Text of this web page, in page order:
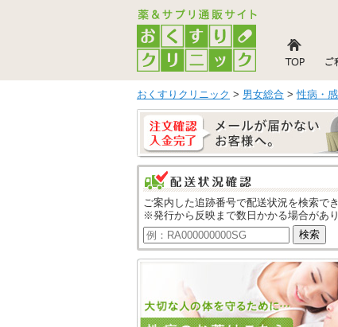
おくすりクリニック > 男女総合 >性病・
ご案内した追跡番号で配送状況を検索でき
※発行から反映まで数日かかる場合があり